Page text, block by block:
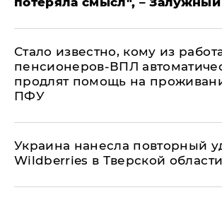
Стало известно, кому из
пенсионеров-ВПЛ
продлят помощь на
ПФУ
Украина нанесла повторный
Wildberries в Тверской